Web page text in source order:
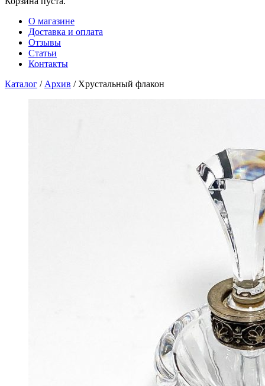
О магазине
Доставка и оплата
Отзывы
Статьи
Контакты
Каталог / Архив / Хрустальный флакон